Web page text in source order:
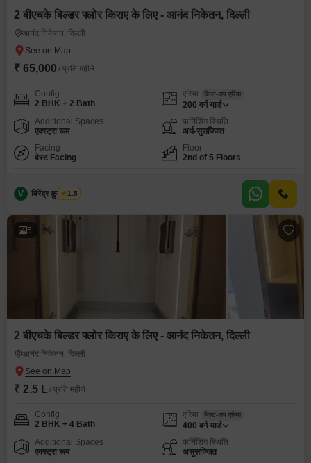
2 बीएचके बिल्डर फ्लोर किराए के लिए - आनंद निकेतन, दिल्ली
आनंद निकेतन, दिल्ली
₹ 65,000 / प्रति महीने
Config
2 BHK + 2 Bath
एरिया बिल्ट-अप एरिया
200 वर्ग यार्ड
Additional Spaces
एक्स्ट्रा रूम
फर्निशिंग स्थिति
अर्ध-सुसज्जित
Facing
वेस्ट Facing
Floor
2nd of 5 Floors
V विरेंद्र कुमार शर्मा
1.5
5
2 बीएचके बिल्डर फ्लोर किराए के लिए - आनंद निकेतन, दिल्ली
आनंद निकेतन, दिल्ली
₹ 2.5 L / प्रति महीने
Config
2 BHK + 4 Bath
एरिया बिल्ट-अप एरिया
400 वर्ग यार्ड
Additional Spaces
एक्स्ट्रा रूम
फर्निशिंग स्थिति
असुसज्जित